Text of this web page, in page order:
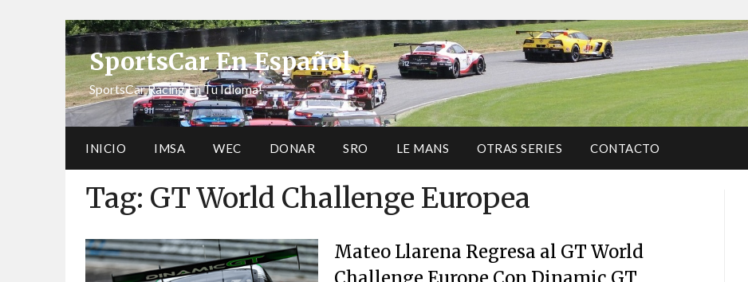
SportsCar En Español
SportsCar Racing En Tu Idioma!
INICIO IMSA WEC DONAR SRO LE MANS OTRAS SERIES CONTACTO
Tag: GT World Challenge Europea
Mateo Llarena Regresa al GT World